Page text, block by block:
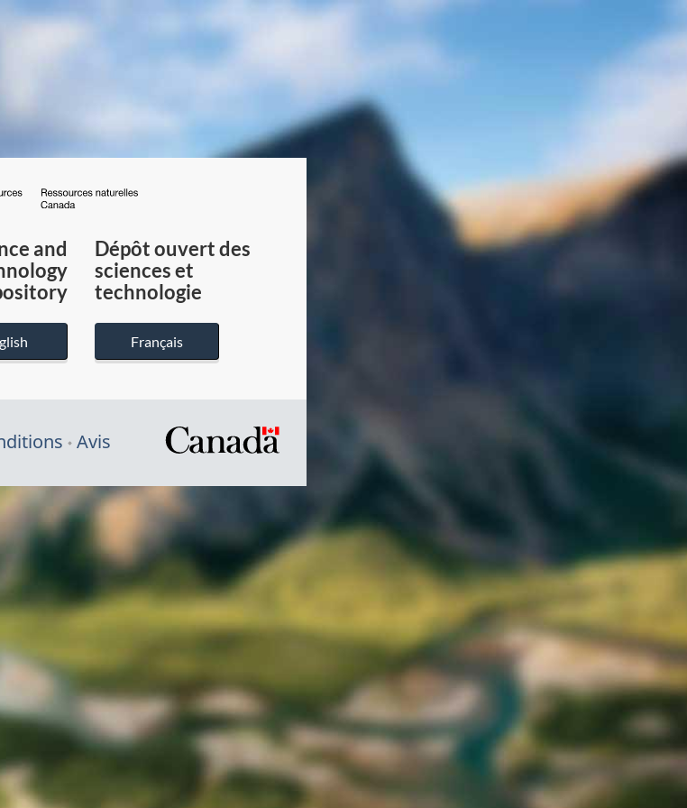
du
Canada
and
Dépôt ouvert des
sciences et
technologie
Français
Avis
/
gouvernement
du